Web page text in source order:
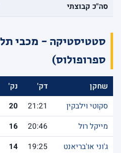
סה"כ קבוצתי
סטטיסטיקה - מכבי
ספרופולוס)
שחקן דק' נק'
סקוטי וילבקין
21:21
20
מייקל רול
20:46
16
ג'וני או'בריאנט
19:25
14